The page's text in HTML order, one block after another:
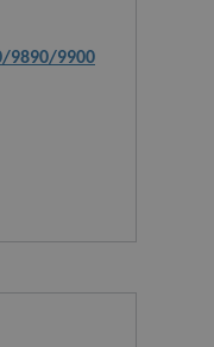
9890/9900